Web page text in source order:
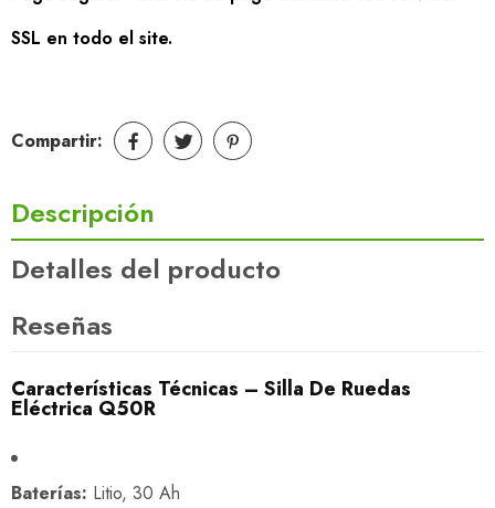
SSL en todo el site.
Compartir:
Descripción
Detalles del producto
Reseñas
Características Técnicas – Silla De Ruedas
Eléctrica Q50R
Baterías: Litio, 30 Ah